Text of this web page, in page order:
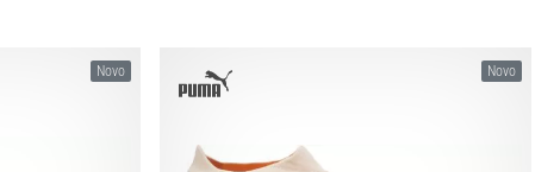
45 46 46½ 47 39 40 40½ 41 42 42½ 43 44 44½ 45 46 46½ 47
Novo Novo